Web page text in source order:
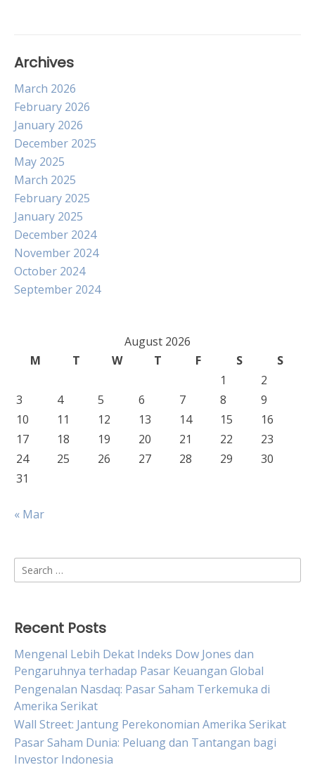
Archives
March 2026
February 2026
January 2026
December 2025
May 2025
March 2025
February 2025
January 2025
December 2024
November 2024
October 2024
September 2024
August 2026
M
T W T F S
S
1
2
3
4 5 6 7 8
9
10
11 12 13 14 15
16
17
18 19 20 21 22
23
24
25 26 27 28 29
30
31
« Mar
Search
for:
Recent Posts
Mengenal Lebih Dekat Indeks Dow Jones dan
Pengaruhnya terhadap Pasar Keuangan Global
Pengenalan Nasdaq: Pasar Saham Terkemuka di
Amerika Serikat
Wall Street: Jantung Perekonomian Amerika Serikat
Pasar Saham Dunia: Peluang dan Tantangan bagi
Investor Indonesia